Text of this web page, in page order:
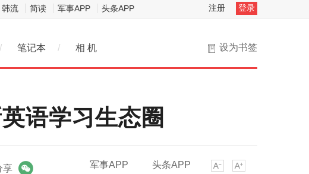
韩流 简读 军事APP 头条APP 注册 登录
设为书签
/ 笔记本 / 相 机
语学习生态圈
军事APP 头条APP
享